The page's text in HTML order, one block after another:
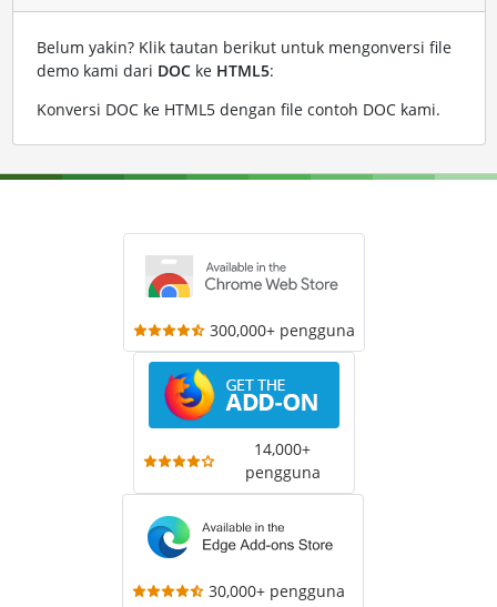
Belum yakin? Klik tautan berikut untuk mengonversi file
demo kami dari DOCke HTML5:
Konversi DOC ke HTML5 dengan file contoh DOC kami.
300,000+ pengguna
14,000+
pengguna
30,000+ pengguna